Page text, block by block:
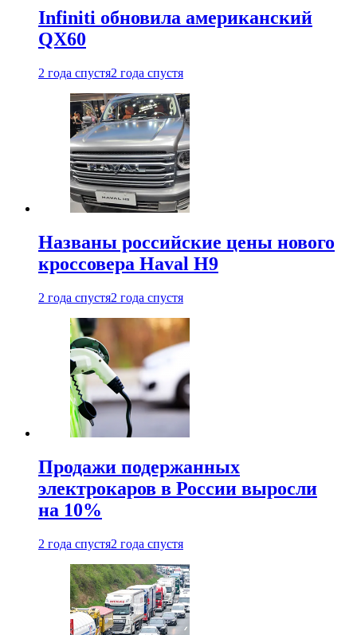
Infiniti обновила американский
QX60
2 года спустя2 года спустя
Названы российские цены нового
кроссовера Haval H9
2 года спустя2 года спустя
Продажи подержанных
электрокаров в России выросли
на 10%
2 года спустя2 года спустя